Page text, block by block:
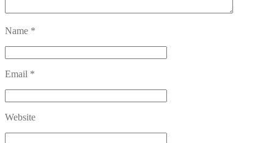
Name *
Email *
Website